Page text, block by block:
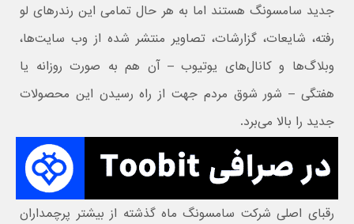
جدید سامسونگ هستند اما به هر حال تمامی این رندرهای لو
رفته، شایعات، گزارشات، تصاویر منتشر شده از وب سایت‌ها،
وبلاگ‌ها و کانال‌های یوتیوب – آن هم به صورت روزانه یا
هفتگی – شور شوق مردم جهت از راه رسیدن این محصولات
جدید را بالا می‌برد.
رقبای اصلی شرکت سامسونگ ماه گذشته از بیشتر پرچمداران